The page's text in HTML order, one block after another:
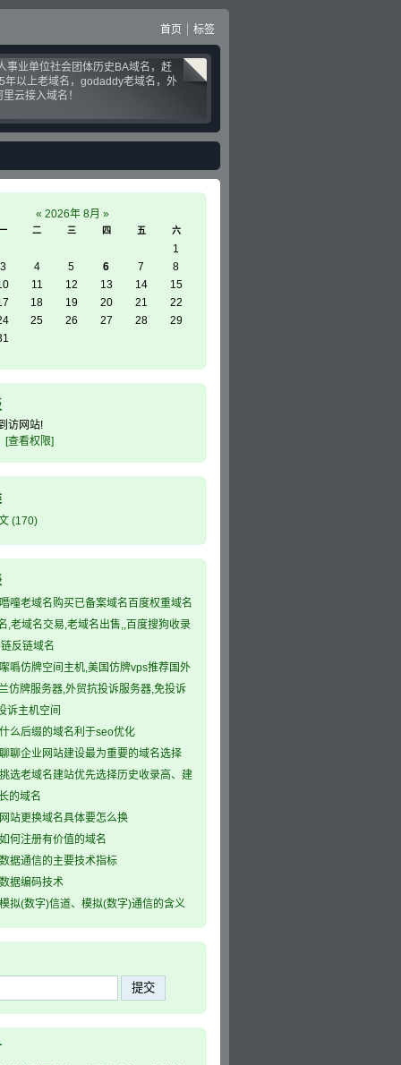
首页 标签
事业单位社会团体历史BA域名，赶
年以上老域名，godaddy老域名，外
云接入域名！
« 2026年 8月 »
二 三 四 五 六
1
3
4 5 6 7
8
11 12 13 14
15
18 19 20 21
22
25 26 27 28
29
访网站!
[查看权限]
(170)
噆噇老域名购买已备案域名百度权重域名
,老域名交易,老域名出售,,百度搜狗收录
反链域名
噄噅仿牌空间主机,美国仿牌vps推荐国外
仿牌服务器,外贸抗投诉服务器,免投诉
诉主机空间
什么后缀的域名利于seo优化
聊聊企业网站建设最为重要的域名选择
挑选老域名建站优先选择历史收录高、建
的域名
网站更换域名具体要怎么换
如何注册有价值的域名
数据通信的主要技术指标
数据编码技术
模拟(数字)信道、模拟(数字)通信的含义